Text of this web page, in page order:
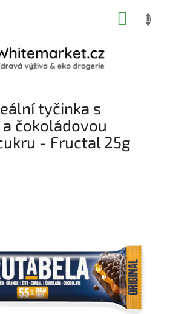
tyčinka s
čokoládovou
- Fructal 25g